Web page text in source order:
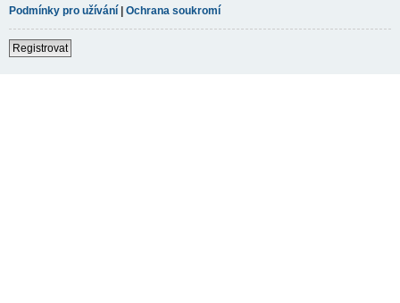
Podmínky pro užívání | Ochrana soukromí
Registrovat